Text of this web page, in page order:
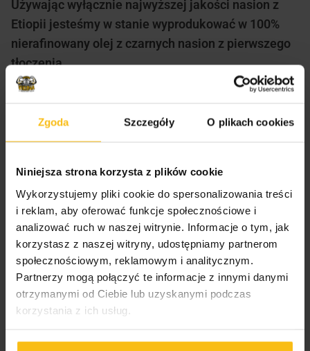
Zgoda Szczegóły O plikach cookies
Niniejsza strona korzysta z plików cookie
Wykorzystujemy pliki cookie do spersonalizowania treści
i reklam, aby oferować funkcje społecznościowe i
analizować ruch w naszej witrynie. Informacje o tym, jak
korzystasz z naszej witryny, udostępniamy partnerom
społecznościowym, reklamowym i analitycznym.
Partnerzy mogą połączyć te informacje z innymi danymi
otrzymanymi od Ciebie lub uzyskanymi podczas
korzystania z ich usług.
Używając wyłącznie najwyższej jakości nasion z
Etiopii jesteśmy w stanie wyprodukować w 100%
nierafinowany olej z czarnych nasion z pierwszego
tłoczenia.
Olej tłoczony jest na zimno, powolną metodą (o
niskiej prędkości), która pomaga zachować
charakteryzuje się inną barwą oraz mocniejszym
smakiem od pozostałych gatunków czarnuszki.
Działanie czarnuszki:
-reguluje poziom glukozy we krwi